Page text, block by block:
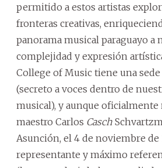
permitido a estos artistas
fronteras creativas,
panorama musical paraguayo a
complejidad y expresión
College of Music tiene una sede
(secreto a voces dentro de
musical), y aunque oficialmente
maestro Carlos Casch
Asunción, el 4 de noviembre de
representante y máximo